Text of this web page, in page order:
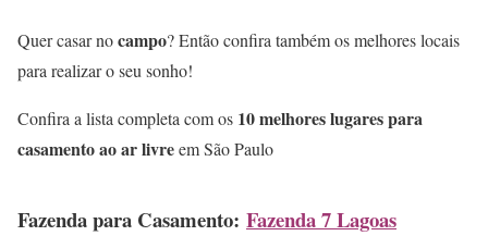
Quer casar nocampo? Então confira também os melhores locais
para realizar o seu sonho!
Confira a lista completa com os 10 melhores lugares para
casamento ao ar livreem São Paulo
Fazenda para Casamento: Fazenda 7 Lagoas